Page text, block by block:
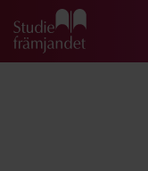
Gå till